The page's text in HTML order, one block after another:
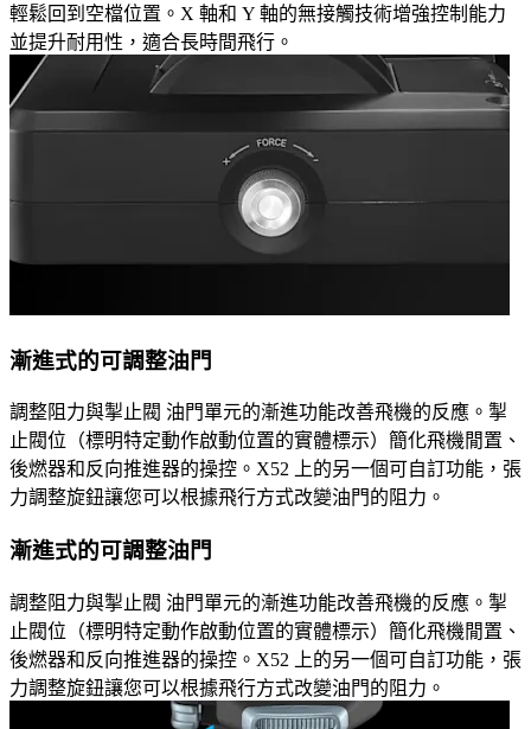
輕鬆回到空檔位置。X 軸和 Y 軸的無接觸技術增強控制能力
並提升耐用性，適合長時間飛行。
漸進式的可調整油門
調整阻力與掣止閥 油門單元的漸進功能改善飛機的反應。掣
止閥位（標明特定動作啟動位置的實體標示）簡化飛機閒置、
後燃器和反向推進器的操控。X52 上的另一個可自訂功能，張
力調整旋鈕讓您可以根據飛行方式改變油門的阻力。
漸進式的可調整油門
調整阻力與掣止閥 油門單元的漸進功能改善飛機的反應。掣
止閥位（標明特定動作啟動位置的實體標示）簡化飛機閒置、
後燃器和反向推進器的操控。X52 上的另一個可自訂功能，張
力調整旋鈕讓您可以根據飛行方式改變油門的阻力。